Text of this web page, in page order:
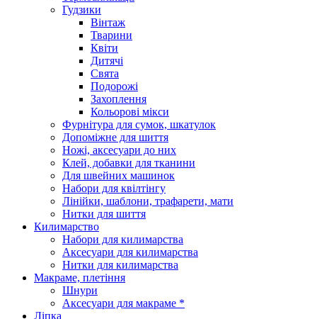
Гудзики
Вінтаж
Тварини
Квіти
Дитячі
Свята
Подорожі
Захоплення
Кольорові мікси
Фурнітура для сумок, шкатулок
Допоміжне для шиття
Ножі, аксесуари до них
Клей, добавки для тканини
Для швейних машинок
Набори для квілтінгу
Лінійки, шаблони, трафарети, мати
Нитки для шиття
Килимарство
Набори для килимарства
Аксесуари для килимарства
Нитки для килимарства
Макраме, плетіння
Шнури
Аксесуари для макраме *
Ліпка